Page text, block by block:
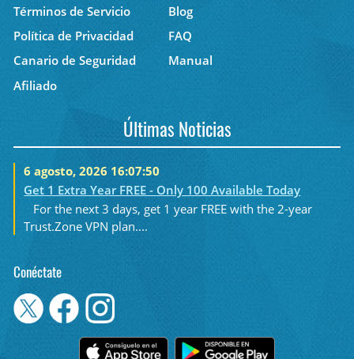
Términos de Servicio
Blog
Política de Privacidad
FAQ
Canario de Seguridad
Manual
Afiliado
Últimas Noticias
6 agosto, 2026 16:07:50
Get 1 Extra Year FREE - Only 100 Available Today
For the next 3 days, get 1 year FREE with the 2-year
Trust.Zone VPN plan....
Conéctate